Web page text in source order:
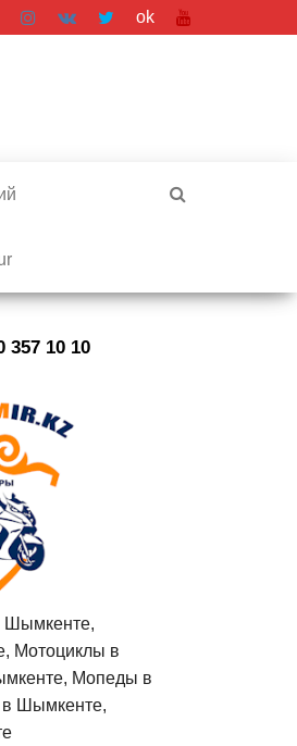
ok
357 10 10
Шымкенте,
Мотоциклы в
Мопеды в
Шымкенте,